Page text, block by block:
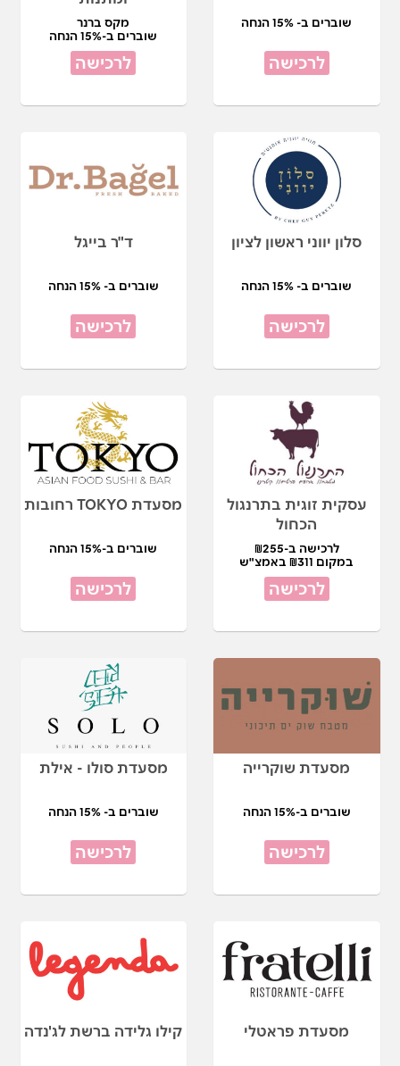
שוברים ב- 15% הנחה
לרכישה
מקס ברנר
שוברים ב-15% הנחה
לרכישה
סלון יווני ראשון לציון
שוברים ב- 15% הנחה
לרכישה
ד"ר בייגל
שוברים ב- 15% הנחה
לרכישה
עסקית זוגית בתרנגול
הכחול
לרכישה ב-₪255
במקום ₪311 באמצ"ש
לרכישה
מסעדת TOKYO רחובות
שוברים ב-15% הנחה
לרכישה
מסעדת שוקרייה
שוברים ב-15% הנחה
לרכישה
מסעדת סולו - אילת
שוברים ב- 15% הנחה
לרכישה
מסעדת פראטלי קילו גלידה ברשת לג'נדה